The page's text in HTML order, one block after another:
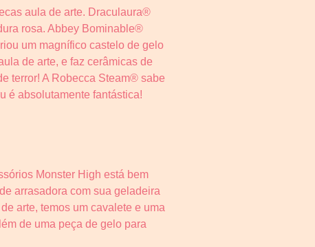
aula de arte. Draculaura®
rosa. Abbey Bominable®
um magnífico castelo de gelo
de arte, e faz cerâmicas de
terror! A Robecca Steam® sabe
é absolutamente fantástica!
Monster High está bem
arrasadora com sua geladeira
arte, temos um cavalete e uma
de uma peça de gelo para